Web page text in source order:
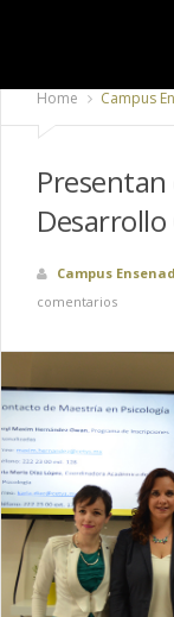
Home Campus
Campus
comentarios